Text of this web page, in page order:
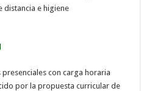
distancia e higiene
presenciales con carga horaria
por la propuesta curricular de